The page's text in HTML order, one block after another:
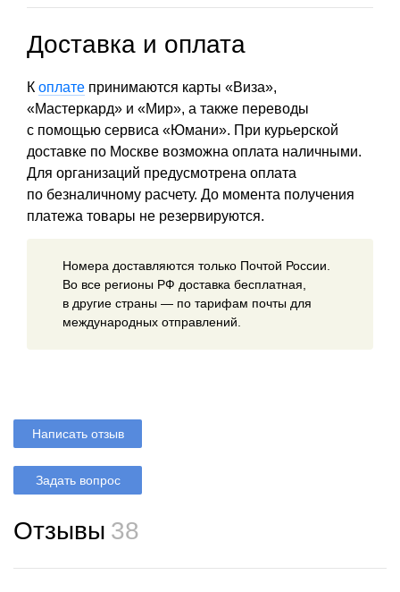
Доставка и оплата
К оплате принимаются карты «Виза»,
«Мастеркард» и «Мир», а также переводы
с помощью сервиса «Юмани». При курьерской
доставке по Москве возможна оплата наличными.
Для организаций предусмотрена оплата
по безналичному расчету. До момента получения
платежа товары не резервируются.
Номера доставляются только Почтой России.
Во все регионы РФ доставка бесплатная,
в другие страны — по тарифам почты для
международных отправлений.
Написать отзыв
Задать вопрос
Отзывы 38